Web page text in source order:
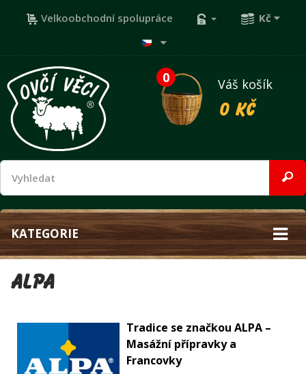
Velkoobchodní spolupráce Kč
0
Váš košík
0 Kč
KATEGORIE
Alpa
Tradice se značkou ALPA –
Masážní přípravky a
Francovky